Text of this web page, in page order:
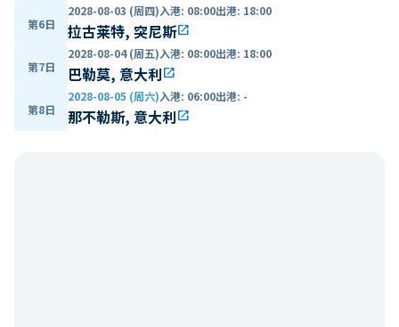
第6日
2028-08-03 (周四)入港: 08:00出港: 18:00
拉古莱特, 突尼斯open_in_new
第7日
2028-08-04 (周五)入港: 08:00出港: 18:00
巴勒莫, 意大利open_in_new
第8日
2028-08-05 (周六)入港: 06:00出港: -
那不勒斯, 意大利open_in_new